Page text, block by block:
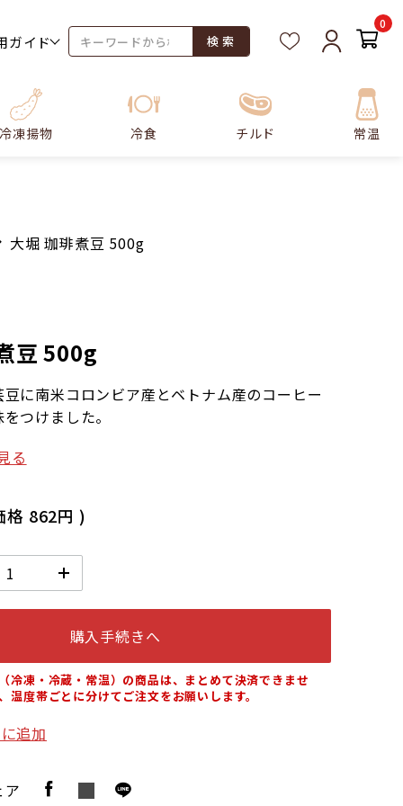
ガイド 検 索
0
冷凍揚物 冷食 チルド 常温
大堀 珈琲煮豆 500g
豆 500g
に南米コロンビア産とベトナム産のコーヒー
つけました。
る
格 862円 )
購入手続きへ
冷凍・冷蔵・常温）の商品は、まとめて決済できませ
温度帯ごとに分けてご注文をお願いします。
追加
ア